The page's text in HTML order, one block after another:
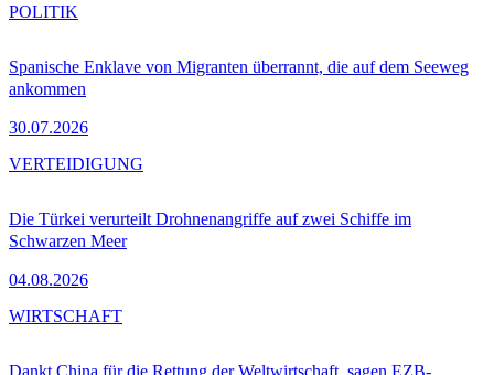
Spanische Enklave von Migranten überrannt, die auf dem Seeweg
ankommen
30.07.2026
POLITIK
Die Türkei verurteilt Drohnenangriffe auf zwei Schiffe im
Schwarzen Meer
04.08.2026
VERTEIDIGUNG
Dankt China für die Rettung der Weltwirtschaft, sagen EZB-
WIRTSCHAFT